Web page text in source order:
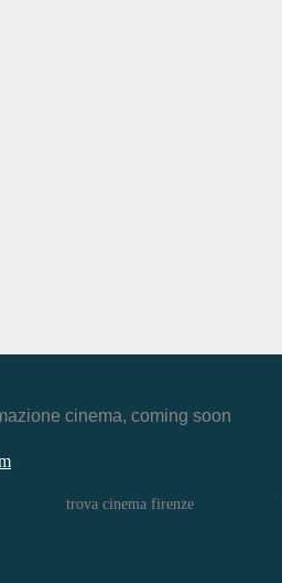
cinema, coming soon
trova cinema firenze